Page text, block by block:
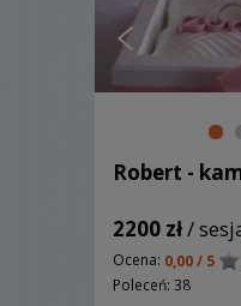
Robert -
2200 zł/
Ocena: 0,00 / 5
Poleceń: 38